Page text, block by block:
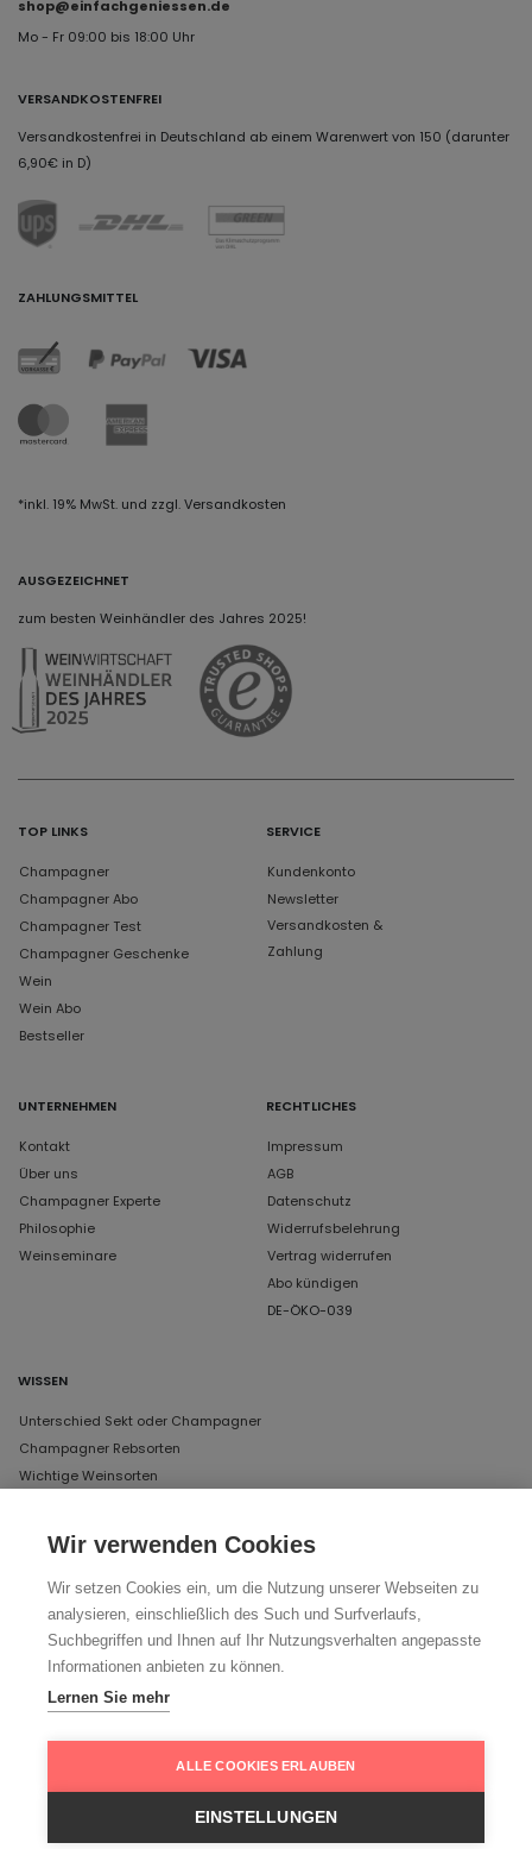
shop@einfachgeniessen.de
Mo - Fr 09:00 bis 18:00 Uhr
VERSANDKOSTENFREI
Versandkostenfrei in Deutschland ab einem Warenwert von 150 (darunter
6,90€ in D)
ZAHLUNGSMITTEL
*inkl. 19% MwSt. und zzgl. Versandkosten
AUSGEZEICHNET
zum besten Weinhändler des Jahres 2025!
TOP LINKS
Champagner
Champagner Abo
Champagner Test
Champagner Geschenke
Wein
Wein Abo
Bestseller
SERVICE
Kundenkonto
Newsletter
Versandkosten &
Zahlung
UNTERNEHMEN
Kontakt
Über uns
Champagner Experte
Philosophie
Weinseminare
RECHTLICHES
Impressum
AGB
Datenschutz
Widerrufsbelehrung
Vertrag widerrufen
Abo kündigen
DE-ÖKO-039
WISSEN
Unterschied Sekt oder Champagner
Champagner Rebsorten
Wichtige Weinsorten
UNSERE ÖFFNUNGSZEITEN IN MÜNCHEN
DAS LAGER
Donnerstag und Freitag von 12 bis 18 Uhr
Ihr Weg zu uns
FOLGEN SIE UNS:
Wir verwenden Cookies
Wir setzen Cookies ein, um die Nutzung unserer Webseiten zu
analysieren, einschließlich des Such und Surfverlaufs,
Suchbegriffen und Ihnen auf Ihr Nutzungsverhalten angepasste
Informationen anbieten zu können.
Lernen Sie mehr
ALLE COOKIES ERLAUBEN
EINSTELLUNGEN